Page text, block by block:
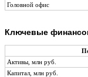
Головной офис
Ключевые
Активы, млн руб.
Капитал, млн руб.